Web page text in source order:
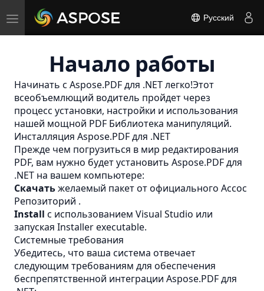
Toggle
navigation
Русский
Начало работы
Начинать с Aspose.PDF для .NET легко!Этот
всеобъемлющий водитель пройдет через
процесс установки, настройки и использования
нашей мощной PDF Библиотека манипуляций.
Инсталляция Aspose.PDF для .NET
Прежде чем погрузиться в мир редактирования
PDF, вам нужно будет установить Aspose.PDF для
.NET на вашем компьютере:
Скачатьжелаемый пакет от официального Ассос
Репозиторий .
Install с использованием Visual Studio или
запуская Installer executable.
Системные требования
Убедитесь, что ваша система отвечает
следующим требованиям для обеспечения
беспрепятственной интеграции Aspose.PDF для